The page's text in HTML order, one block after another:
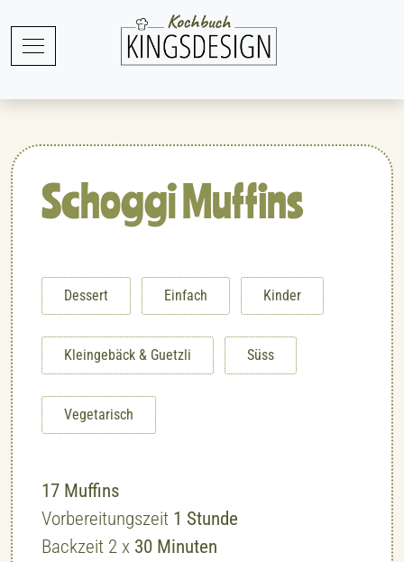
Schoggi Muffins
Dessert Einfach Kinder
Kleingebäck & Guetzli Süss
Vegetarisch
17 Muffins
Vorbereitungszeit 1 Stunde
Stunde
Backzeit 2 x 30Minuten
Minuten